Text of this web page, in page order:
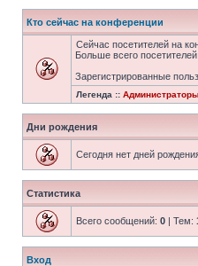
Кто сейчас на конференции
Сейчас посетителей на
Больше всего
Зарегистрированные
Легенда :: Администраторы
Дни рождения
Сегодня нет дней
Статистика
Всего сообщений: 0 | Тем:
Вход